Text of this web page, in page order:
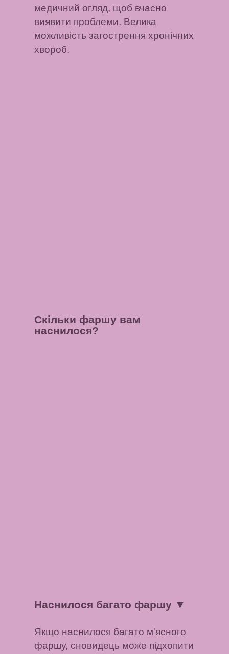
медичний огляд, щоб вчасно
виявити проблеми. Велика
можливість загострення хронічних
хвороб.
Скільки фаршу вам
наснилося?
Наснилося багато фаршу ▼
Якщо наснилося багато м'ясного
фаршу, сновидець може підхопити